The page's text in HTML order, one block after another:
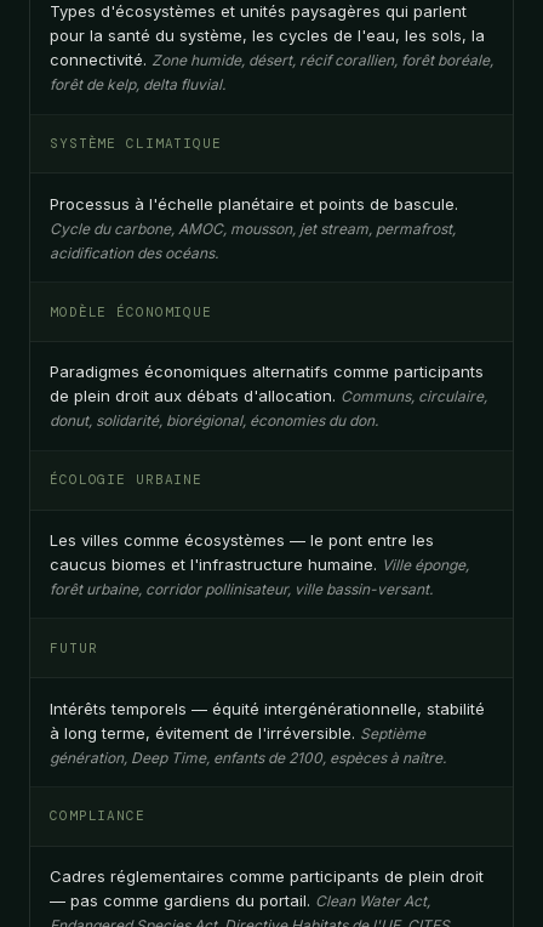
Types d'écosystèmes et unités paysagères qui parlent
pour la santé du système, les cycles de l'eau, les sols, la
connectivité. Zone humide, désert, récif corallien, forêt boréale,
forêt de kelp, delta fluvial.
SYSTÈME CLIMATIQUE
Processus à l'échelle planétaire et points de bascule.
Cycle du carbone, AMOC, mousson, jet stream, permafrost,
acidification des océans.
MODÈLE ÉCONOMIQUE
Paradigmes économiques alternatifs comme participants
de plein droit aux débats d'allocation. Communs, circulaire,
donut, solidarité, biorégional, économies du don.
ÉCOLOGIE URBAINE
Les villes comme écosystèmes — le pont entre les
caucus biomes et l'infrastructure humaine. Ville éponge,
forêt urbaine, corridor pollinisateur, ville bassin-versant.
FUTUR
Intérêts temporels — équité intergénérationnelle, stabilité
à long terme, évitement de l'irréversible. Septième
génération, Deep Time, enfants de 2100, espèces à naître.
COMPLIANCE
Cadres réglementaires comme participants de plein droit
— pas comme gardiens du portail. Clean Water Act,